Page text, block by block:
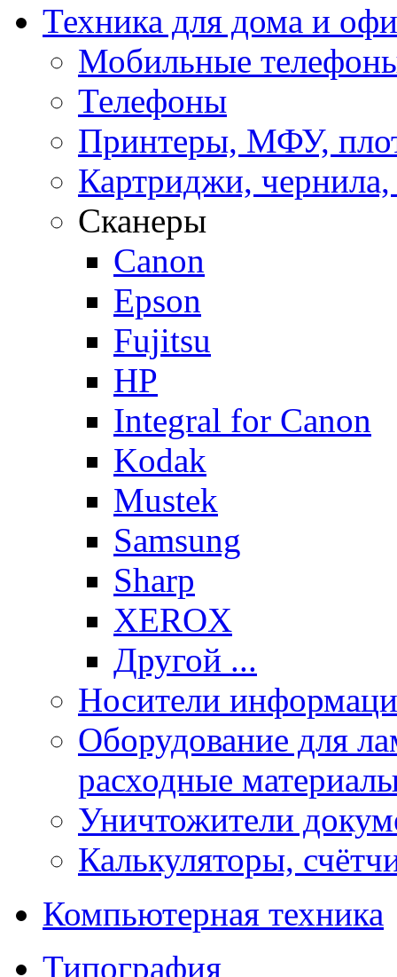
Техника для дома и
Мобильные
Телефоны
Принтеры, МФУ,
Картриджи,
Сканеры
Canon
Epson
Fujitsu
HP
Integral for Canon
Kodak
Mustek
Samsung
Sharp
XEROX
Другой ...
Носители
Оборудование для
расходные
Уничтожители
Калькуляторы,
Компьютерная техника
Типография